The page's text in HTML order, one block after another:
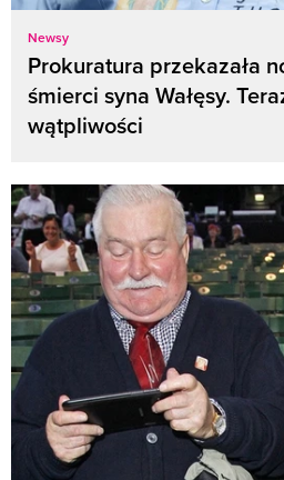
Newsy
Prokuratura przekazała
śmierci syna Wałęsy.
wątpliwości